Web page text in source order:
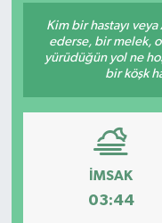
Kim bir hastayı
ederse, bir melek,
yürüdüğün yol ne
bir köşk
İMSAK
03:44